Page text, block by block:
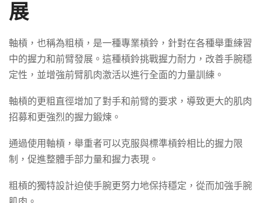
展
軸槓，也稱為粗槓，是一種專業槓鈴，針對在各種舉重練習
中的握力和前臂發展。這種槓鈴挑戰握力耐力，改善手腕穩
定性，並增強前臂肌肉激活以進行全面的力量訓練。
軸槓的更粗直徑增加了對手和前臂的要求，導致更大的肌肉
招募和更強烈的握力鍛煉。
通過使用軸槓，舉重者可以克服與標準槓鈴相比的握力限
制，促進整體手部力量和握力表現。
粗槓的獨特設計迫使手腕更努力地保持穩定，從而加強手腕